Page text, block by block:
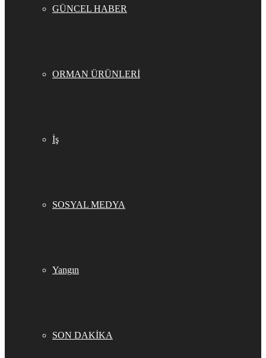
GÜNCEL HABER
ORMAN ÜRÜNLERİ
İş
SOSYAL MEDYA
Yangın
SON DAKİKA